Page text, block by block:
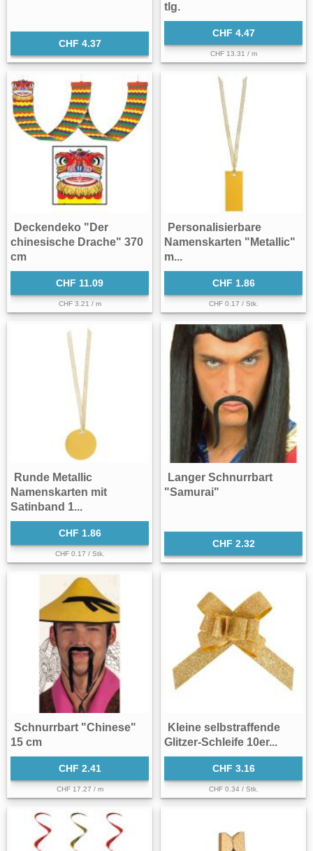
CHF 4.37
tlg.
CHF 4.47
CHF 13.31 / m
Deckendeko "Der
chinesische Drache" 370
cm
CHF 11.09
CHF 3.21 / m
Personalisierbare
Namenskarten "Metallic"
m...
CHF 1.86
CHF 0.17 / Stk.
Runde Metallic
Namenskarten mit
Satinband 1...
CHF 1.86
CHF 0.17 / Stk.
Langer Schnurrbart
"Samurai"
CHF 2.32
Schnurrbart "Chinese"
15 cm
CHF 2.41
CHF 17.27 / m
Kleine selbstraffende
Glitzer-Schleife 10er...
CHF 3.16
CHF 0.34 / Stk.